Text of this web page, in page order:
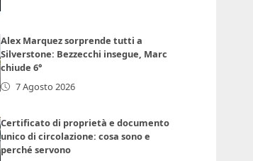
Alex Marquez sorprende tutti a
Silverstone: Bezzecchi insegue, Marc
chiude 6°
7 Agosto 2026
Certificato di proprietà e documento
unico di circolazione: cosa sono e
perché servono